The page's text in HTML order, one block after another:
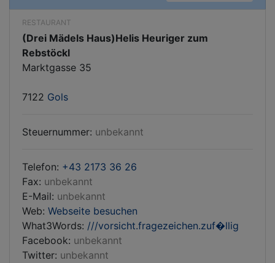
RESTAURANT
(Drei Mädels Haus)Helis Heuriger zum
Rebstöckl
Marktgasse 35
7122 Gols
Steuernummer: unbekannt
Telefon: +43 2173 36 26
Fax: unbekannt
E-Mail: unbekannt
Web: Webseite besuchen
What3Words: ///vorsicht.fragezeichen.zuf�llig
Facebook: unbekannt
Twitter: unbekannt